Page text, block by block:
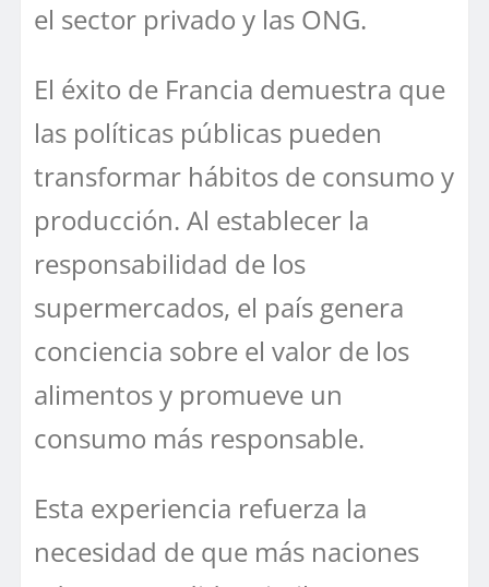
el sector privado y las ONG.
El éxito de Francia demuestra que
las políticas públicas pueden
transformar hábitos de consumo y
producción. Al establecer la
responsabilidad de los
supermercados, el país genera
conciencia sobre el valor de los
alimentos y promueve un
consumo más responsable.
Esta experiencia refuerza la
necesidad de que más naciones